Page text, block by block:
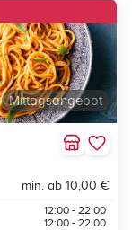
Mittagsangebot
min. ab 10,00 €
12:00 - 22:00
12:00 - 22:00